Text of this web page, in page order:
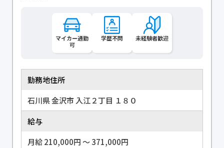
マイカー通勤
可
学歴不問 未経験者歓迎
勤務地住所
石川県 金沢市 入江２丁目 １８０
給与
月給 210,000円 〜 371,000円